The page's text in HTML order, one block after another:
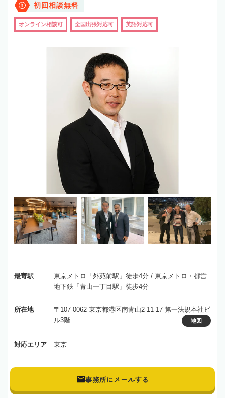
初回相談無料
オンライン相談可 全国出張対応可 英語対応可
最寄駅
東京メトロ「外苑前駅」徒歩4分 / 東京メトロ・都営
地下鉄「青山一丁目駅」徒歩4分
所在地
〒107-0062 東京都港区南青山2-11-17 第一法規本社ビ
ル3階
地図
対応エリア 東京
事務所にメールする